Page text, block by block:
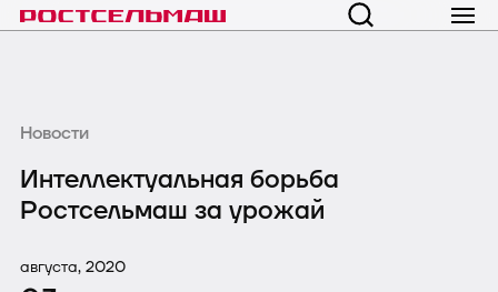
Новости
Интеллектуальная борьба
Ростсельмаш за урожай
августа, 2020